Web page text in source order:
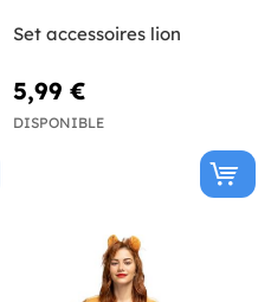
Set accessoires lion
5,99 €
DISPONIBLE